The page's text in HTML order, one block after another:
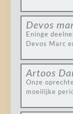
Devos
Eninge
Devos Marc
Artoos
Onze
moeilijke